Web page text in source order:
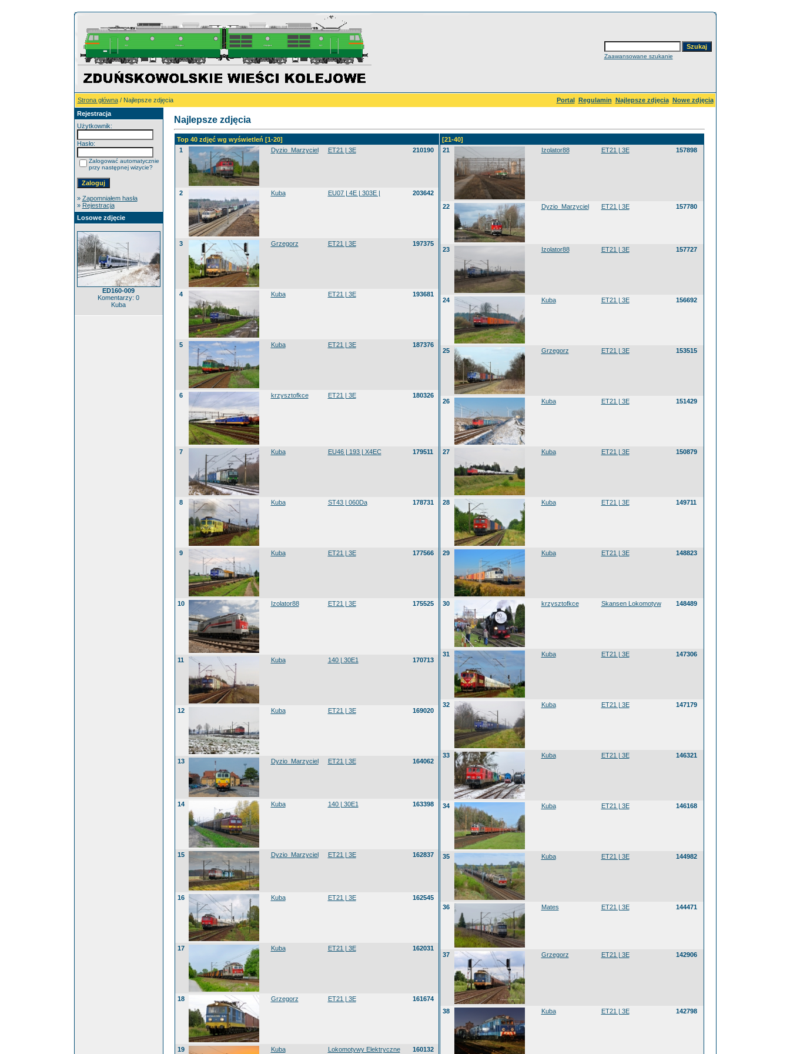
Zaawansowane szukanie
Strona główna/ Najlepsze zdjęcia Portal Regulamin Najlepsze zdjęcia Nowe zdjęcia
Rejestracja
Użytkownik:
Hasło:
Zalogować automatycznie
przy następnej wizycie?
» Zapomniałem hasła
» Rejestracja
Losowe zdjęcie
ED160-009
Komentarzy: 0
Kuba
Najlepsze zdjęcia
Top 40 zdjęć wg wyświetleń [1-20]
1
Dyzio_Marzyciel ET21 | 3E 210190
2 Kuba EU07 | 4E | 303E | 203642
3 Grzegorz ET21 | 3E 197375
4 Kuba ET21 | 3E 193681
5 Kuba ET21 | 3E 187376
6 krzysztofkce ET21 | 3E 180326
7 Kuba EU46 | 193 | X4EC 179511
8 Kuba ST43 | 060Da 178731
9 Kuba ET21 | 3E 177566
10 Izolator88 ET21 | 3E 175525
11 Kuba 140 | 30E1 170713
12 Kuba ET21 | 3E 169020
13 Dyzio_Marzyciel ET21 | 3E 164062
14 Kuba 140 | 30E1 163398
15 Dyzio_Marzyciel ET21 | 3E 162837
16 Kuba ET21 | 3E 162545
17 Kuba ET21 | 3E 162031
18 Grzegorz ET21 | 3E 161674
19 Kuba Lokomotywy Elektryczne 160132
[21-40]
21
Izolator88 ET21 | 3E 157898
22 Dyzio_Marzyciel ET21 | 3E 157780
23 Izolator88 ET21 | 3E 157727
24 Kuba ET21 | 3E 156692
25 Grzegorz ET21 | 3E 153515
26 Kuba ET21 | 3E 151429
27 Kuba ET21 | 3E 150879
28 Kuba ET21 | 3E 149711
29 Kuba ET21 | 3E 148823
30 krzysztofkce Skansen Lokomotyw 148489
31 Kuba ET21 | 3E 147306
32 Kuba ET21 | 3E 147179
33 Kuba ET21 | 3E 146321
34 Kuba ET21 | 3E 146168
35 Kuba ET21 | 3E 144982
36 Mates ET21 | 3E 144471
37 Grzegorz ET21 | 3E 142906
38 Kuba ET21 | 3E 142798